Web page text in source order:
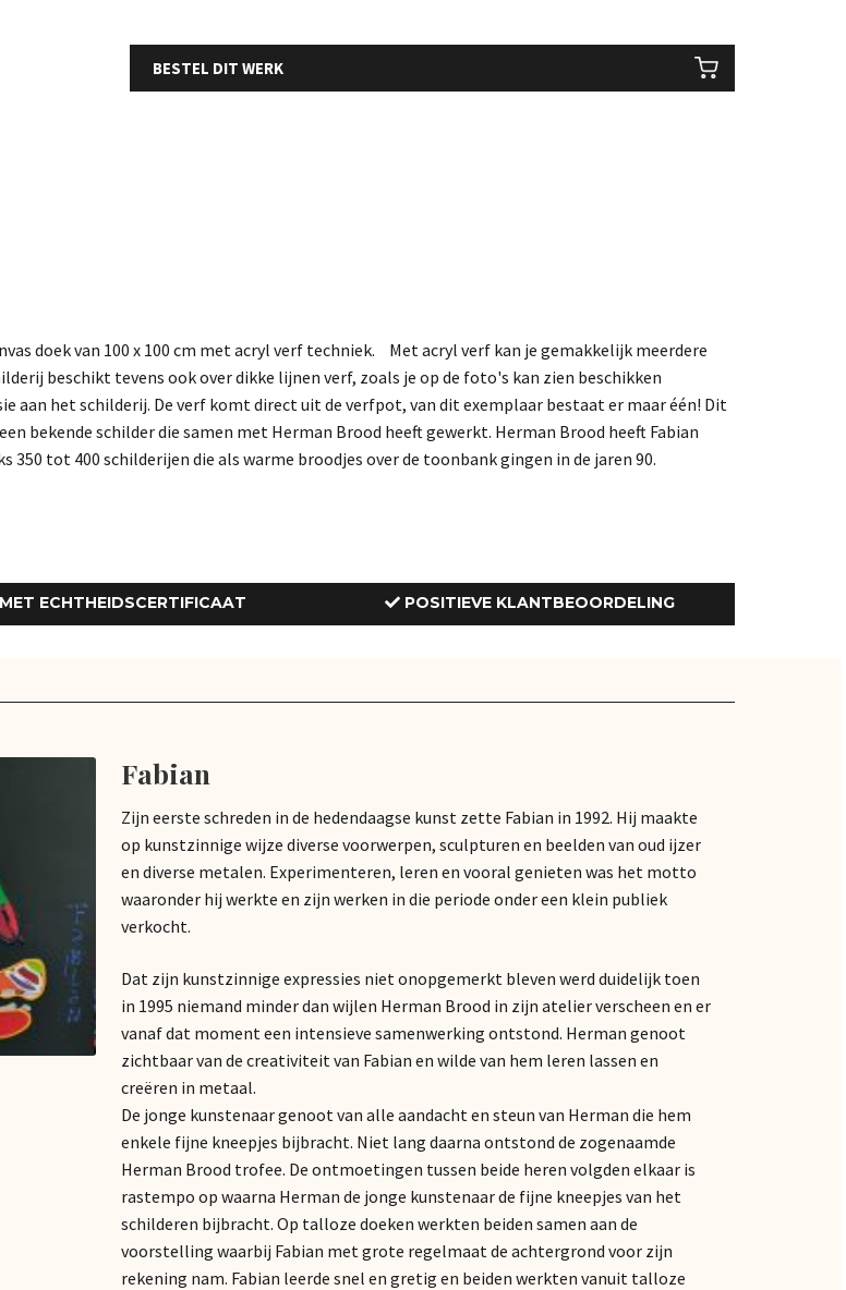
BESTEL DIT WERK
doek van 100 x 100 cm met acryl verf techniek. Met acryl verf kan je gemakkelijk meerdere
beschikt tevens ook over dikke lijnen verf, zoals je op de foto's kan zien beschikken
aan het schilderij. De verf komt direct uit de verfpot, van dit exemplaar bestaat er maar één! Dit
bekende schilder die samen met Herman Brood heeft gewerkt. Herman Brood heeft Fabian
350 tot 400 schilderijen die als warme broodjes over de toonbank gingen in de jaren 90.
MET ECHTHEIDSCERTIFICAAT POSITIEVE KLANTBEOORDELING
Fabian
Zijn eerste schreden in de hedendaagse kunst zette Fabian in 1992. Hij maakte
op kunstzinnige wijze diverse voorwerpen, sculpturen en beelden van oud ijzer
en diverse metalen. Experimenteren, leren en vooral genieten was het motto
waaronder hij werkte en zijn werken in die periode onder een klein publiek
verkocht.
Dat zijn kunstzinnige expressies niet onopgemerkt bleven werd duidelijk toen
in 1995 niemand minder dan wijlen Herman Brood in zijn atelier verscheen en er
vanaf dat moment een intensieve samenwerking ontstond. Herman genoot
zichtbaar van de creativiteit van Fabian en wilde van hem leren lassen en
creëren in metaal.
De jonge kunstenaar genoot van alle aandacht en steun van Herman die hem
enkele fijne kneepjes bijbracht. Niet lang daarna ontstond de zogenaamde
Herman Brood trofee. De ontmoetingen tussen beide heren volgden elkaar is
rastempo op waarna Herman de jonge kunstenaar de fijne kneepjes van het
schilderen bijbracht. Op talloze doeken werkten beiden samen aan de
voorstelling waarbij Fabian met grote regelmaat de achtergrond voor zijn
rekening nam. Fabian leerde snel en gretig en beiden werkten vanuit talloze